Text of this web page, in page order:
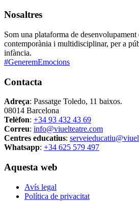
Nosaltres
Som una plataforma de desenvolupament
contemporània i multidisciplinar, per a
infància.
#GeneremEmocions
Contacta
Adreça: Passatge Toledo, 11 baixos.
08014 Barcelona
Telèfon: +34 93 432 43 69
Correu: info@viuelteatre.com
Centres educatius:
Whatsapp: +34 625 579 497
Aquesta web
Avís legal
Política de privacitat